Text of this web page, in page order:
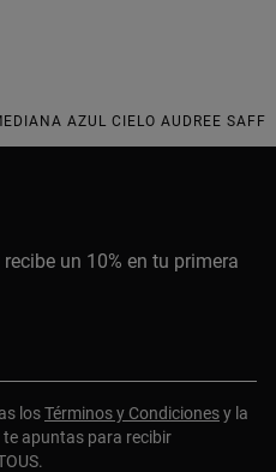
AZUL CIELO AUDREE
un 10% en tu primera
losTérminos y Condicionesy la
te apuntas para recibir